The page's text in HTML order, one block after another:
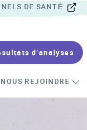
DE SANTÉ
d’analyses
NOUS REJOINDRE